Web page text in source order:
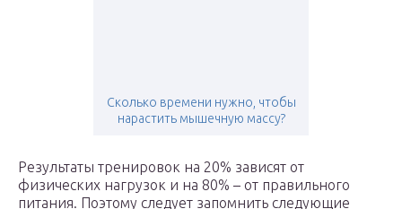
Сколько времени нужно, чтобы
нарастить мышечную массу?
Результаты тренировок на 20% зависят от
физических нагрузок и на 80% – от правильного
питания. Поэтому следует запомнить следующие